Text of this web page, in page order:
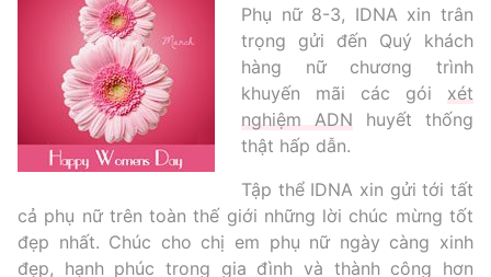
Xét nghiệm động vậtPhụ nữ 8-3, IDNA xin trân
trọng gửi đến Quý khách
hàng nữ chương trình
khuyến mãi các gói xét
nghiệm ADN huyết thống
thật hấp dẫn.
Tập thể IDNA xin gửi tới tất
cả phụ nữ trên toàn thế giới những lời chúc mừng tốt
đẹp nhất. Chúc cho chị em phụ nữ ngày càng xinh
đẹp, hạnh phúc trong gia đình và thành công hơn